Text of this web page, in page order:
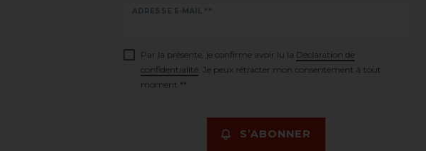
ADRESSE E-MAIL **
Ceres::Template.newsletterHoneypotLabel
Par la présente, je confirme avoir lu la Déclaration de
confidentialité . Je peux rétracter mon consentement à tout
moment.**
S’ABONNER